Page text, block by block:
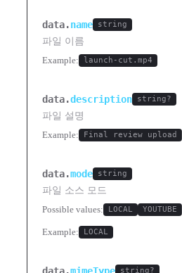
data.name string
파일 이름
Example:
launch-cut.mp4
data.description string?
파일 설명
Example:
Final review upload
data.mode string
파일 소스 모드
Possible values:
LOCAL YOUTUBE
Example: LOCAL
data.mimeType string?